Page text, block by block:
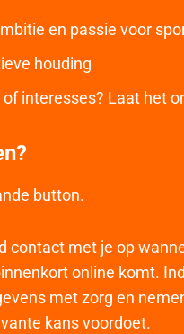
en passie voor
houding
interesses? Laat het
button.
contact met je op
online komt.
met zorg en
kans voordoet.